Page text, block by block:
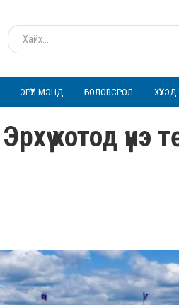
ЭРҮҮЛ МЭНД БОЛОВСРОЛ
хотод үнэ